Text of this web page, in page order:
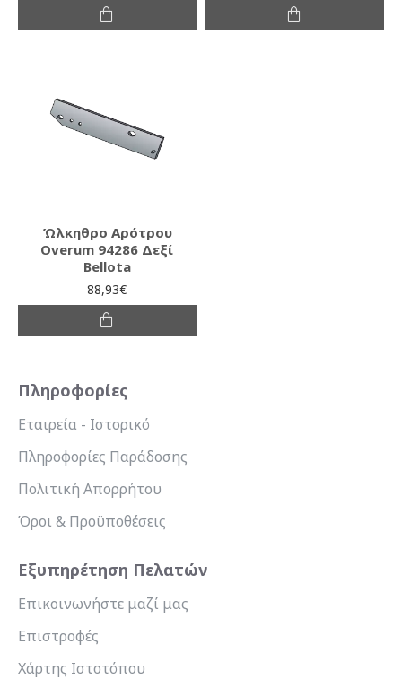
Ώλκηθρο Αρότρου
Overum 94286 Δεξί
Bellota
88,93€
Πληροφορίες
Εταιρεία - Ιστορικό
Πληροφορίες Παράδοσης
Πολιτική Απορρήτου
Όροι & Προϋποθέσεις
Εξυπηρέτηση Πελατών
Επικοινωνήστε μαζί μας
Επιστροφές
Χάρτης Ιστοτόπου